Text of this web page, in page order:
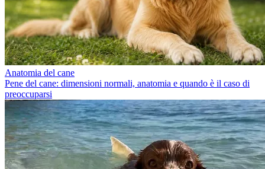
Anatomia del cane
Pene del cane: dimensioni normali, anatomia e quando è il caso di
preoccuparsi